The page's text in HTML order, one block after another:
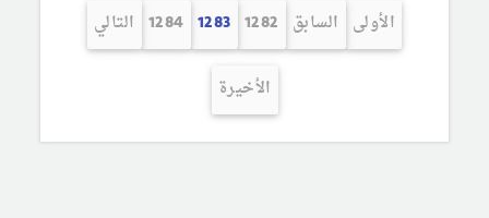
الأولى السابق 1282
1283
1284 التالي
الأخيرة